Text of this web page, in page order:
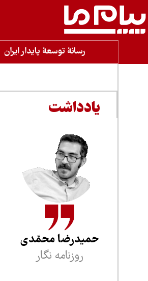
رسانۀ توسعۀ پایدار ایران
یادداشت
حمیدرضا محمّدی
روزنامه نگار